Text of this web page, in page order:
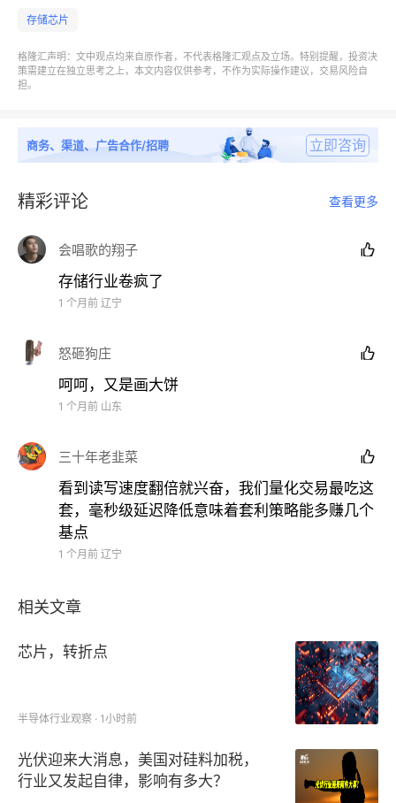
存储芯片
格隆汇声明：文中观点均来自原作者，不代表格隆汇观点及立场。特别提醒，投资决
策需建立在独立思考之上，本文内容仅供参考，不作为实际操作建议，交易风险自
担。
商务、渠道、广告合作/招聘 立即咨询
精彩评论 查看更多
会唱歌的翔子 
存储行业卷疯了
1 个月前 辽宁
怒砸狗庄 
呵呵，又是画大饼
1 个月前 山东
三十年老韭菜 
看到读写速度翻倍就兴奋，我们量化交易最吃这
套，毫秒级延迟降低意味着套利策略能多赚几个
基点
1 个月前 辽宁
相关文章
芯片，转折点
半导体行业观察 · 1小时前
光伏迎来大消息，美国对硅料加税，
行业又发起自律，影响有多大？